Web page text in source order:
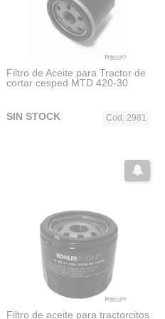
Filtro de Aceite para Tractor de
cortar cesped MTD 420-30
Cod. 2981
SIN STOCK
Filtro de aceite para tractorcitos